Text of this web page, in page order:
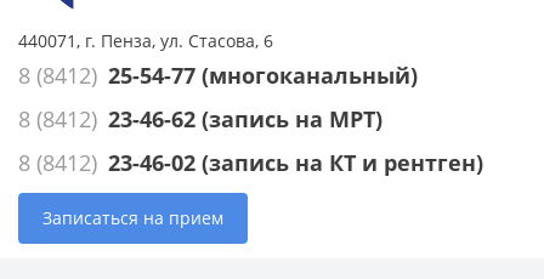
440071, г. Пенза, ул. Стасова, 6
8 (8412) 25-54-77 (многоканальный)
8 (8412) 23-46-62 (запись на МРТ)
8 (8412) 23-46-02 (запись на КТ и рентген)
Записаться на прием